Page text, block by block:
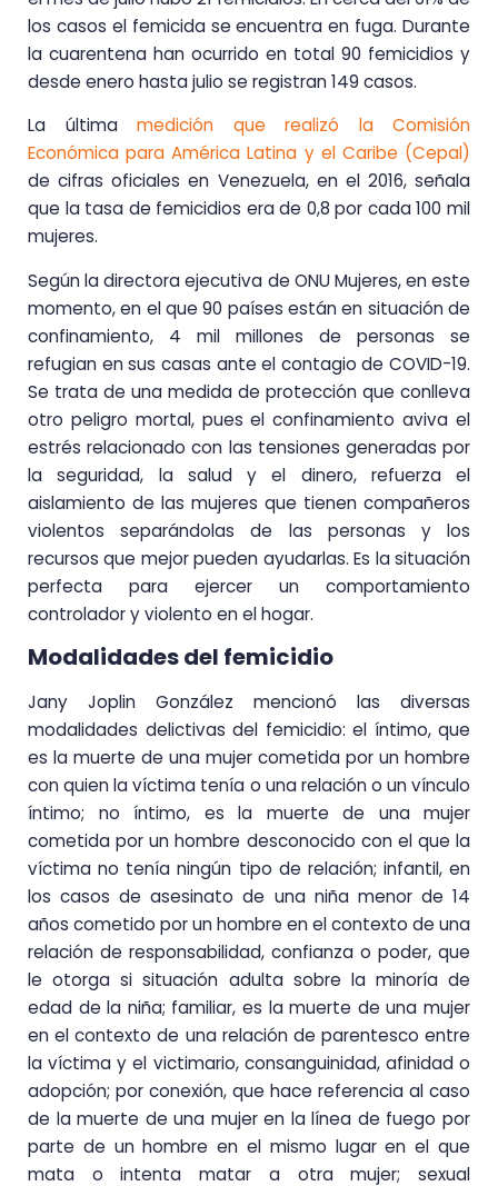
los casos el femicida se encuentra en fuga. Durante
la cuarentena han ocurrido en total 90 femicidios y
desde enero hasta julio se registran 149 casos.
La última medición que realizó la Comisión
Económica para América Latina y el Caribe (Cepal)
de cifras oficiales en Venezuela, en el 2016, señala
que la tasa de femicidios era de 0,8 por cada 100 mil
mujeres.
Según la directora ejecutiva de ONU Mujeres, en este
momento, en el que 90 países están en situación de
confinamiento, 4 mil millones de personas se
refugian en sus casas ante el contagio de COVID-19.
Se trata de una medida de protección que conlleva
otro peligro mortal, pues el confinamiento aviva el
estrés relacionado con las tensiones generadas por
la seguridad, la salud y el dinero, refuerza el
aislamiento de las mujeres que tienen compañeros
violentos separándolas de las personas y los
recursos que mejor pueden ayudarlas. Es la situación
perfecta para ejercer un comportamiento
controlador y violento en el hogar.
Modalidades del femicidio
Jany Joplin González mencionó las diversas
modalidades delictivas del femicidio: el íntimo, que
es la muerte de una mujer cometida por un hombre
con quien la víctima tenía o una relación o un vínculo
íntimo; no íntimo, es la muerte de una mujer
cometida por un hombre desconocido con el que la
víctima no tenía ningún tipo de relación; infantil, en
los casos de asesinato de una niña menor de 14
años cometido por un hombre en el contexto de una
relación de responsabilidad, confianza o poder, que
le otorga si situación adulta sobre la minoría de
edad de la niña; familiar, es la muerte de una mujer
en el contexto de una relación de parentesco entre
la víctima y el victimario, consanguinidad, afinidad o
adopción; por conexión, que hace referencia al caso
de la muerte de una mujer en la línea de fuego por
parte de un hombre en el mismo lugar en el que
mata o intenta matar a otra mujer; sexual